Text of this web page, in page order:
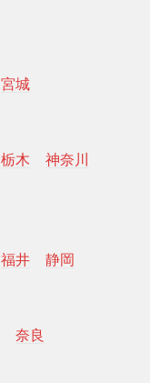
宮城
栃木
神奈川
福井 静岡
奈良